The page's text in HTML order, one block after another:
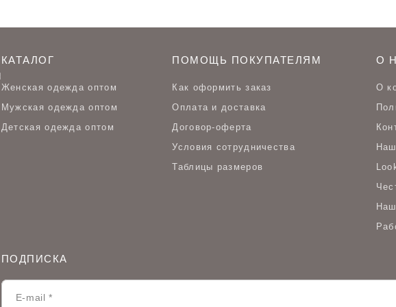
КАТАЛОГ
Женская одежда оптом
Мужская одежда оптом
Детская одежда оптом
ПОМОЩЬ ПОКУПАТЕЛЯМ
Как оформить заказ
Оплата и доставка
Договор-оферта
Условия сотрудничества
Таблицы размеров
О
О
ПОДПИСКА